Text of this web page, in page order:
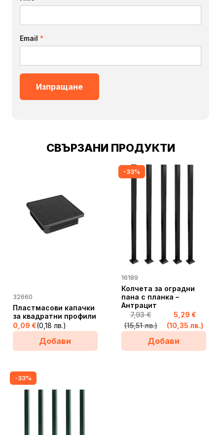
Email *
СВЪРЗАНИ ПРОДУКТИ
32660
Пластмасови капачки
за квадратни профили
0,09 €(0,18 лв.)
Добави
This
product
has
multiple
variants.
The
may
be
-33%
16189
Колчета за оградни
пана с планка –
Антрацит
7,93€
(15,51 лв.)
5,29€
(10,35 лв.)
Добави
This
product
has
multiple
variants.
The
options
-33%